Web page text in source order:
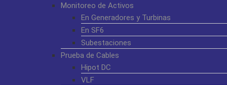
Monitoreo de Activos
En Generadores y Turbinas
En SF6
Subestaciones
Prueba de Cables
Hipot DC
VLF